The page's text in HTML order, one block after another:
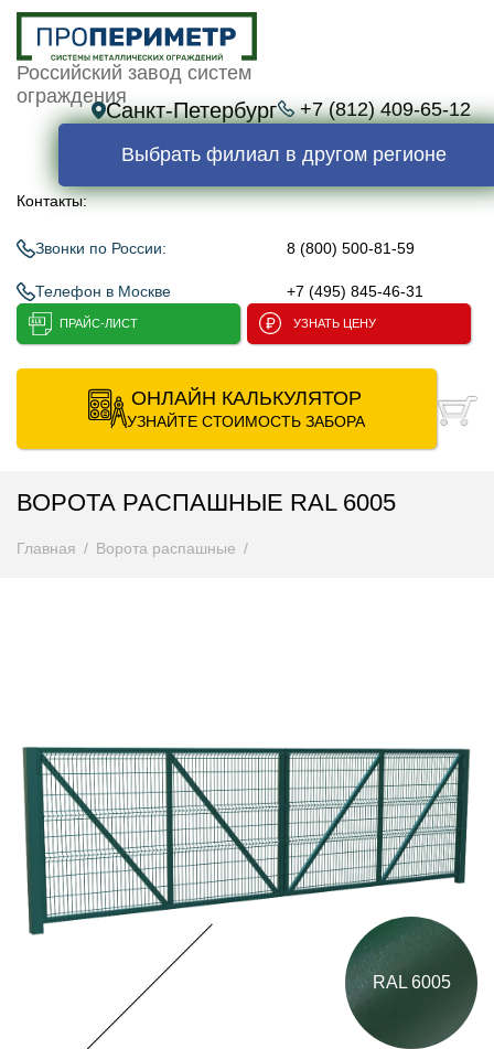
Российский завод систем
ограждения
Санкт-Петербург +7 (812) 409-65-12
Выбрать филиал в другом регионе
Контакты:
Звонки по России: 8 (800) 500-81-59
Телефон в Москве +7 (495) 845-46-31
ПРАЙС-ЛИСТ УЗНАТЬ ЦЕНУ
ОНЛАЙН КАЛЬКУЛЯТОР
УЗНАЙТЕ СТОИМОСТЬ ЗАБОРА
ВОРОТА РАСПАШНЫЕ RAL 6005
Главная Ворота распашные
RAL 6005